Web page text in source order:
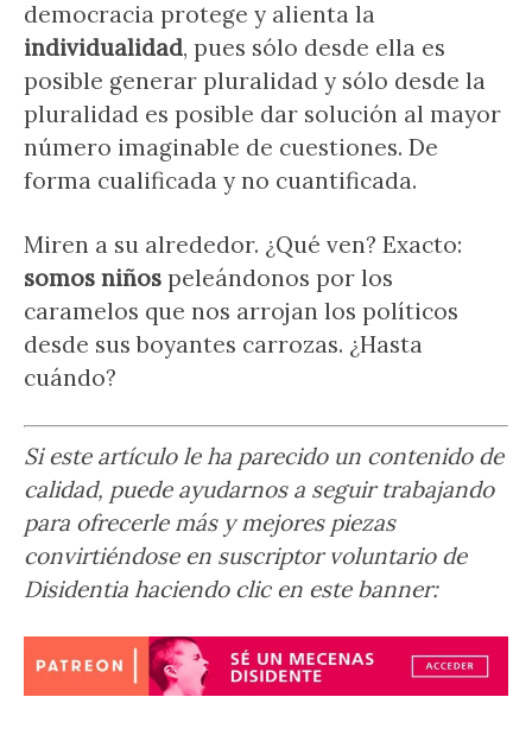
democracia protege y alienta la
individualidad, pues sólo desde ella es
posible generar pluralidad y sólo desde la
pluralidad es posible dar solución al mayor
número imaginable de cuestiones. De
forma cualificada y no cuantificada.
Miren a su alrededor. ¿Qué ven? Exacto:
somos niños peleándonos por los
caramelos que nos arrojan los políticos
desde sus boyantes carrozas. ¿Hasta
cuándo?
Si este artículo le ha parecido un contenido de
calidad, puede ayudarnos a seguir trabajando
para ofrecerle más y mejores piezas
convirtiéndose en suscriptor voluntario de
Disidentia haciendo clic en este banner: